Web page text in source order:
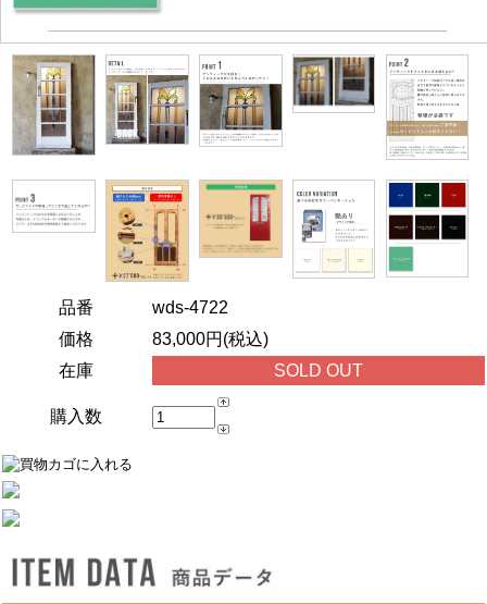
品番
wds-4722
価格
83,000円(税込)
在庫
SOLD OUT
購入数